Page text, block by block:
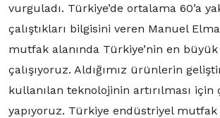
vurguladı. Türkiye’de ortalama 60’a
çalıştıkları bilgisini veren Manuel
mutfak alanında Türkiye’nin en
çalışıyoruz. Aldığımız ürünlerin
kullanılan teknolojinin artırılması için
yapıyoruz. Türkiye endüstriyel mutfak